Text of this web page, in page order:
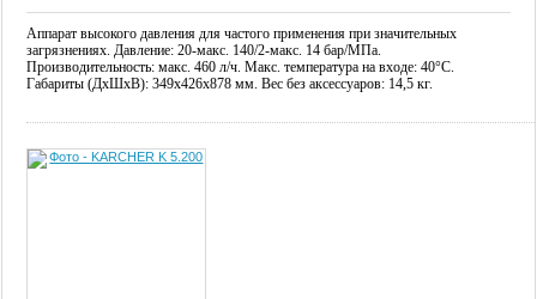
Аппарат высокого давления для частого применения при значительных
загрязнениях. Давление: 20-макс. 140/2-макс. 14 бар/МПа.
Производительность: макс. 460 л/ч. Макс. температура на входе: 40°C.
Габариты (ДxШxВ): 349x426x878 мм. Вес без аксессуаров: 14,5 кг.